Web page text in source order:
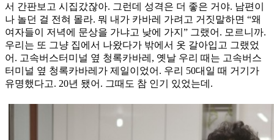
서 간판보고 시집갔잖아. 그런데 성격은 더 좋은 거야. 남편이
나 놀던 걸 전혀 몰라. 뭐 내가 카바레 가려고 거짓말하면 “왜
여자들이 저녁에 문상을 가냐고 낮에 가지” 그랬어. 모르니까.
우리는 또 그냥 집에서 나왔다가 밖에서 옷 갈아입고 그랬었
어. 고속버스터미널 옆 청록카바레, 옛날 우리 때는 고속버스
터미널 옆 청록카바레가 제일이었어. 우리 50대일 때 거기가
유명했다고. 20년 됐어. 그때도 참 인기 있었는데.